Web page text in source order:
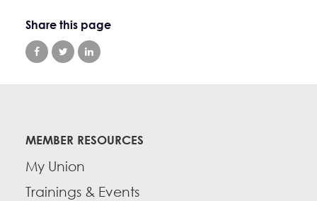
Share this page
MEMBER RESOURCES
My Union
Trainings & Events